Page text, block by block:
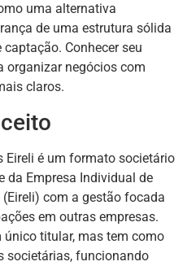
uma alternativa
de uma estrutura sólida
Conhecer seu
organizar negócios com
claros.
Eireli é um formato societário
da Empresa Individual de
com a gestão focada
em outras empresas.
único titular, mas tem como
societárias, funcionando